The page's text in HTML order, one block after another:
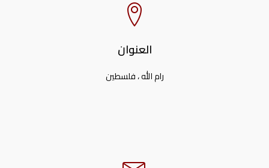
العنوان
رام الله ، فلسطين